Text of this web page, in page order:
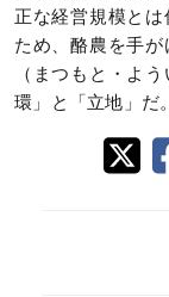
正な経営規模と
ため、酪農を手
（まつもと・よ
環」と「立地」だ。